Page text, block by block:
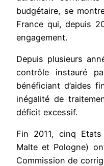
budgétaire, se
France qui, depuis
engagement.
Depuis plusieurs
contrôle instauré
bénéficiant d’aides
inégalité de
déficit excessif.
Fin 2011, cinq
Malte et Pologne)
Commission de